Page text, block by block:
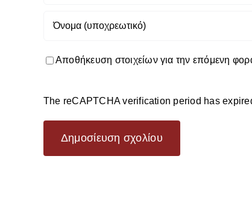
Αποθήκευση στοιχείων για την επόμενη
The reCAPTCHA verification period has